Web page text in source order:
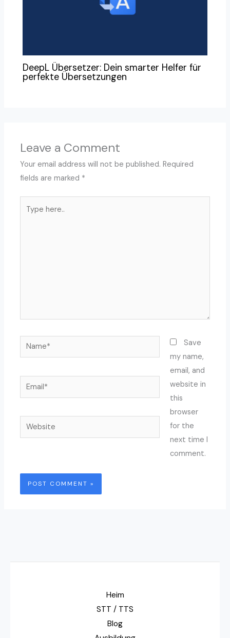
DeepL Übersetzer: Dein smarter Helfer für
perfekte Übersetzungen
Leave a Comment
Your email address will not be published. Required
fields are marked *
here..
Name*
Email*
Website
Save
my name,
email, and
website in
this
browser
for the
next time I
comment.
Heim
STT / TTS
Blog